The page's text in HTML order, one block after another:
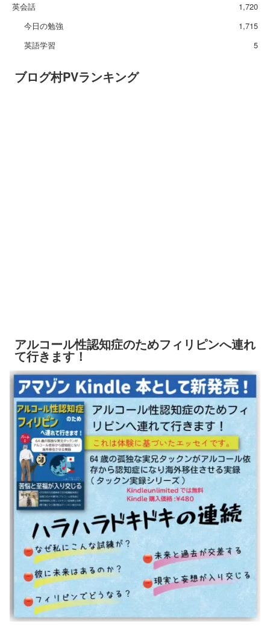
英会話
1,720
今日の勉強
1,715
英語学習
5
ブログ村PVランキング
アルコール性認知症のためフィリピンへ連れ
て行きます！